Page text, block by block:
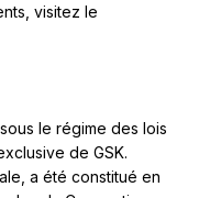
visitez le
le régime des lois
de GSK.
a été constitué en